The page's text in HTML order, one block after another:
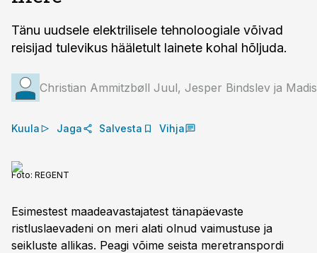
Tänu uudsele elektrilisele tehnoloogiale võivad
reisijad tulevikus hääletult lainete kohal hõljuda.
Christian Ammitzbøll Juul, Jesper Bindslev ja
Kuula Jaga Salvesta Vihja
Foto: REGENT
Esimestest maade­avastajatest tänapäevaste
ristluslaevadeni on meri alati olnud vaimustuse ja
seikluste allikas. Peagi võime seista meretranspordi